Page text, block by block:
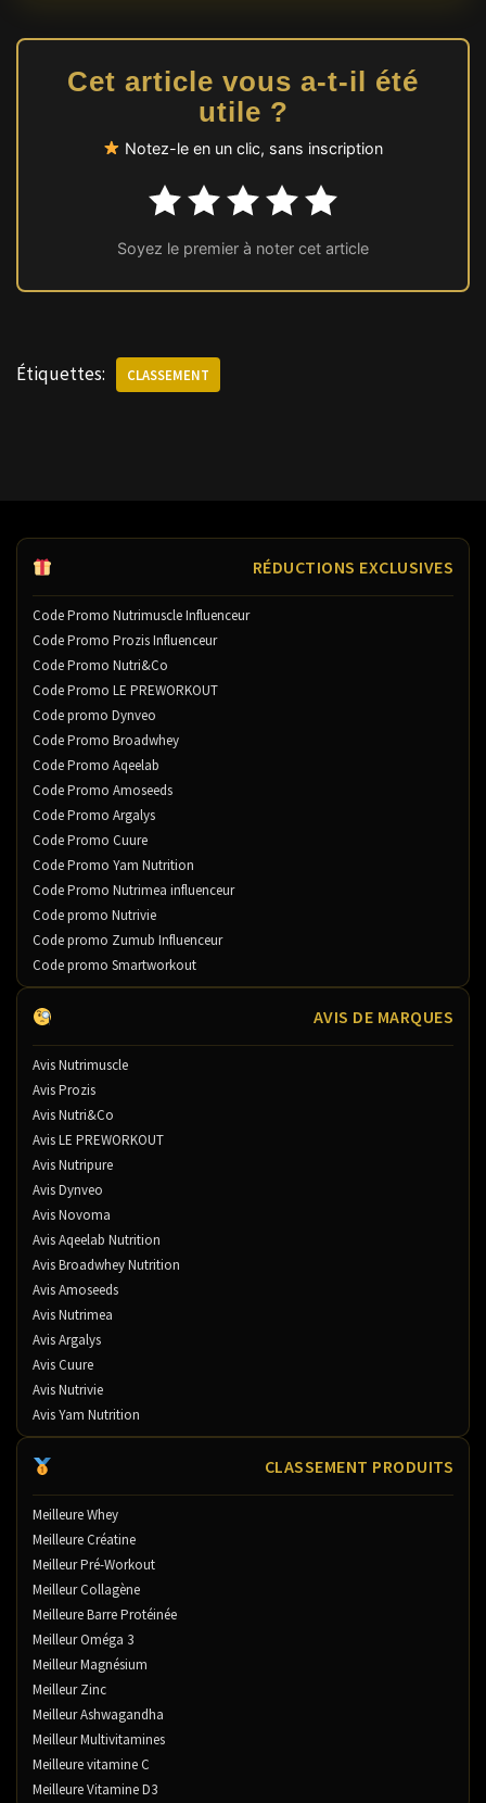
Cet article vous a-t-il été
utile ?
Notez-le en un clic, sans inscription
Soyez le premier à noter cet article
Étiquettes: CLASSEMENT
RÉDUCTIONS EXCLUSIVES
Code Promo Nutrimuscle Influenceur
Code Promo Prozis Influenceur
Code Promo Nutri&Co
Code Promo LE PREWORKOUT
Code promo Dynveo
Code Promo Broadwhey
Code Promo Aqeelab
Code Promo Amoseeds
Code Promo Argalys
Code Promo Cuure
Code Promo Yam Nutrition
Code Promo Nutrimea influenceur
Code promo Nutrivie
Code promo Zumub Influenceur
Code promo Smartworkout
AVIS DE MARQUES
Avis Nutrimuscle
Avis Prozis
Avis Nutri&Co
Avis LE PREWORKOUT
Avis Nutripure
Avis Dynveo
Avis Novoma
Avis Aqeelab Nutrition
Avis Broadwhey Nutrition
Avis Amoseeds
Avis Nutrimea
Avis Argalys
Avis Cuure
Avis Nutrivie
Avis Yam Nutrition
CLASSEMENT PRODUITS
Meilleure Whey
Meilleure Créatine
Meilleur Pré-Workout
Meilleur Collagène
Meilleure Barre Protéinée
Meilleur Oméga 3
Meilleur Magnésium
Meilleur Zinc
Meilleur Ashwagandha
Meilleur Multivitamines
Meilleure vitamine C
Meilleure Vitamine D3